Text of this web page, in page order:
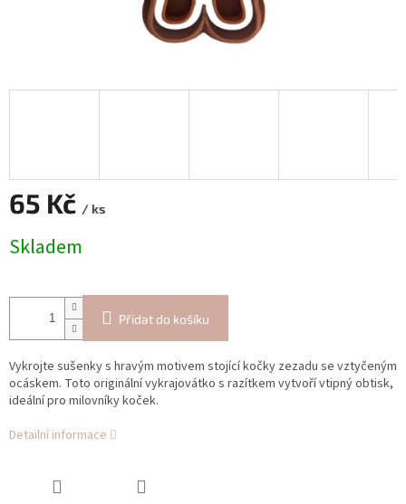
65 Kč / ks
cena:
Skladem
Přidat do košíku
Vykrojte sušenky s hravým motivem stojící kočky zezadu se vztyčeným
ocáskem. Toto originální vykrajovátko s razítkem vytvoří vtipný obtisk,
ideální pro milovníky koček.
Detailní informace